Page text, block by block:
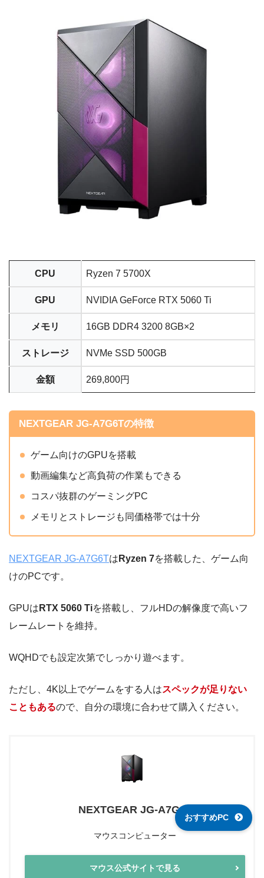
CPU Ryzen 7 5700X
GPU NVIDIA GeForce RTX 5060 Ti
メモリ 16GB DDR4 3200 8GB×2
ストレージ NVMe SSD 500GB
金額 269,800円
NEXTGEAR JG-A7G6Tの特徴
ゲーム向けのGPUを搭載
動画編集など高負荷の作業もできる
コスパ抜群のゲーミングPC
メモリとストレージも同価格帯では十分
NEXTGEAR JG-A7G6Tは Ryzen 7を搭載した、ゲーム向
けのPCです。
GPUは RTX 5060 Tiを搭載し、フルHDの解像度で高いフ
レームレートを維持。
WQHDでも設定次第でしっかり遊べます。
ただし、4K以上でゲームをする人はスペックが足りない
こともあるので、自分の環境に合わせて購入ください。
NEXTGEAR JG-A7G6T
マウスコンピューター
マウス公式サイトで見る
おすすめPC